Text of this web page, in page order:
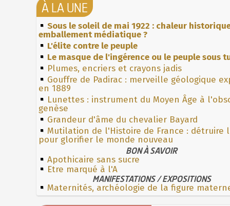
À LA UNE
Sous le soleil de mai 1922 : chaleur
emballement médiatique ?
L'élite contre le peuple
Le masque de l'ingérence ou le peuple sous
Plumes, encriers et crayons jadis
Gouffre de Padirac : merveille géologique
en 1889
Lunettes : instrument du Moyen Âge à
genèse
Grandeur d'âme du chevalier Bayard
Mutilation de l'Histoire de France : détruire
pour glorifier le monde nouveau
BON À SAVOIR
Apothicaire sans sucre
Etre marqué à l'A
MANIFESTATIONS / EXPOSITIONS
Maternités, archéologie de la figure